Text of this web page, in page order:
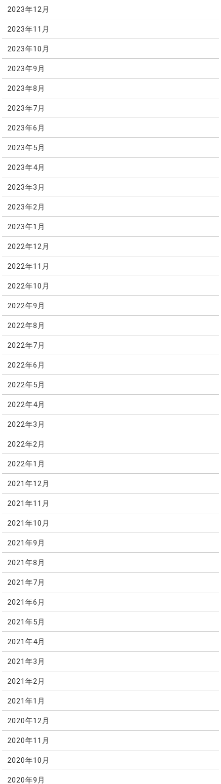
2023年12月
2023年11月
2023年10月
2023年9月
2023年8月
2023年7月
2023年6月
2023年5月
2023年4月
2023年3月
2023年2月
2023年1月
2022年12月
2022年11月
2022年10月
2022年9月
2022年8月
2022年7月
2022年6月
2022年5月
2022年4月
2022年3月
2022年2月
2022年1月
2021年12月
2021年11月
2021年10月
2021年9月
2021年8月
2021年7月
2021年6月
2021年5月
2021年4月
2021年3月
2021年2月
2021年1月
2020年12月
2020年11月
2020年10月
2020年9月